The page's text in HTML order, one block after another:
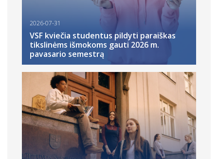
2026-07-31
VSF kviečia studentus pildyti paraiškas
tikslinėms išmokoms gauti 2026 m.
pavasario semestrą